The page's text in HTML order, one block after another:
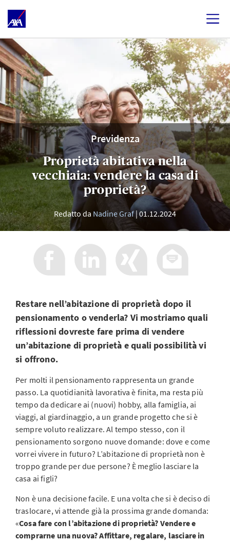
Previdenza
Proprietà abitativa nella
vecchiaia: vendere la casa di
proprietà?
Redatto da Nadine Graf 01.12.2024
Restare nell’abitazione di proprietà dopo il
pensionamento o venderla? Vi mostriamo quali
riflessioni dovreste fare prima di vendere
un’abitazione di proprietà e quali possibilità vi
si offrono.
Per molti il pensionamento rappresenta un grande
passo. La quotidianità lavorativa è finita, ma resta più
tempo da dedicare ai (nuovi) hobby, alla famiglia, ai
viaggi, al giardinaggio, a un grande progetto che si è
sempre voluto realizzare. Al tempo stesso, con il
pensionamento sorgono nuove domande: dove e come
vorrei vivere in futuro? L’abitazione di proprietà non è
troppo grande per due persone? È meglio lasciare la
casa ai figli?
Non è una decisione facile. E una volta che si è deciso di
traslocare, vi attende già la prossima grande domanda:
«Cosa fare con l’abitazione di proprietà? Vendere e
comprarne una nuova? Affittare, regalare, lasciare in